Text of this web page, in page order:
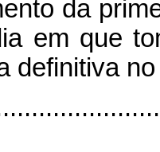
da
em que
definitiva